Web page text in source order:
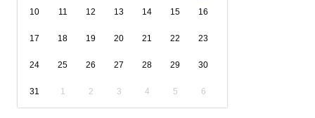
10 11 12 13 14 15 16
17 18 19 20 21 22 23
24 25 26 27 28 29 30
31 1 2 3 4 5 6